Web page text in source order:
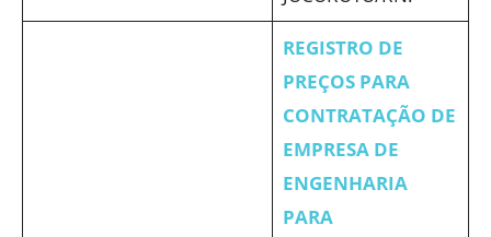
REGISTRO DE
PREÇOS PARA
CONTRATAÇÃO DE
EMPRESA DE
ENGENHARIA
PARA